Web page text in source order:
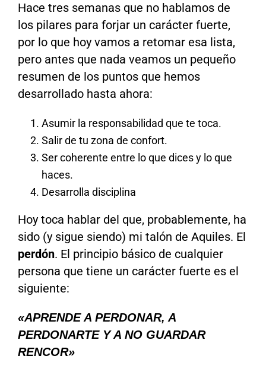
Hace tres semanas que no hablamos de
los pilares para forjar un carácter fuerte,
por lo que hoy vamos a retomar esa lista,
pero antes que nada veamos un pequeño
resumen de los puntos que hemos
desarrollado hasta ahora:
Asumir la responsabilidad que te toca.
Salir de tu zona de confort.
Ser coherente entre lo que dices y lo que
haces.
Desarrolla disciplina
Hoy toca hablar del que, probablemente, ha
sido (y sigue siendo) mi talón de Aquiles. El
perdón. El principio básico de cualquier
persona que tiene un carácter fuerte es el
siguiente:
«APRENDE A PERDONAR, A
PERDONARTE Y A NO GUARDAR
RENCOR»